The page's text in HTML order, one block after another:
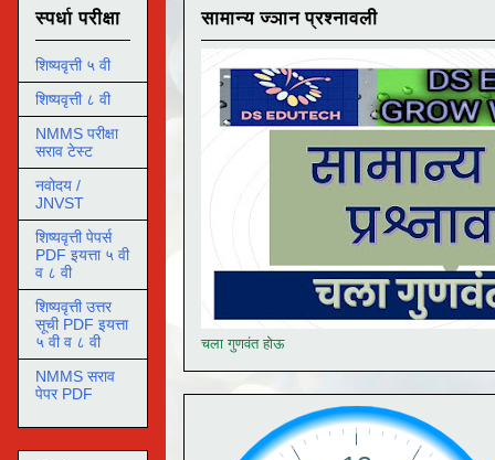
सामान्य ज्ञान प्रश्नावली
चला गुणवंत होऊ
स्पर्धा परीक्षा
शिष्यवृत्ती ५ वी
शिष्यवृत्ती ८ वी
NMMS परीक्षा
सराव टेस्ट
नवोदय /
JNVST
शिष्यवृत्ती पेपर्स
PDF इयत्ता ५ वी
व ८ वी
शिष्यवृत्ती उत्तर
सूची PDF इयत्ता
५ वी व ८ वी
NMMS सराव
पेपर PDF